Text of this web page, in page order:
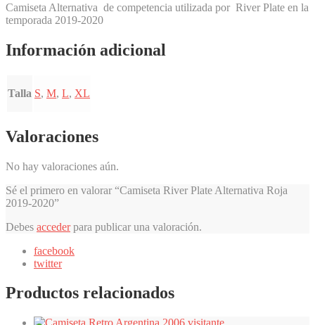
Camiseta Alternativa de competencia utilizada por River Plate en la
temporada 2019-2020
Información adicional
Talla S, M, L, XL
Valoraciones
No hay valoraciones aún.
Sé el primero en valorar “Camiseta River Plate Alternativa Roja
2019-2020”
Debes accederpara publicar una valoración.
facebook
twitter
Productos relacionados